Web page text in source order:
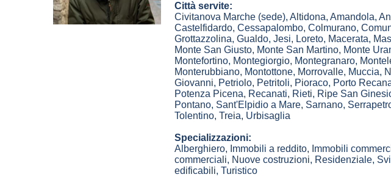
Città servite:
Civitanova Marche (sede), Altidona, Amandola,
Castelfidardo, Cessapalombo, Colmurano,
Grottazzolina, Gualdo, Jesi, Loreto, Macerata,
Monte San Giusto, Monte San Martino, Monte
Montefortino, Montegiorgio, Montegranaro,
Monterubbiano, Montottone, Morrovalle, Muccia,
Giovanni, Petriolo, Petritoli, Pioraco, Porto
Potenza Picena, Recanati, Rieti, Ripe San
Pontano, Sant'Elpidio a Mare, Sarnano,
Tolentino, Treia, Urbisaglia
Specializzazioni:
Alberghiero, Immobili a reddito, Immobili
commerciali, Nuove costruzioni, Residenziale,
edificabili, Turistico